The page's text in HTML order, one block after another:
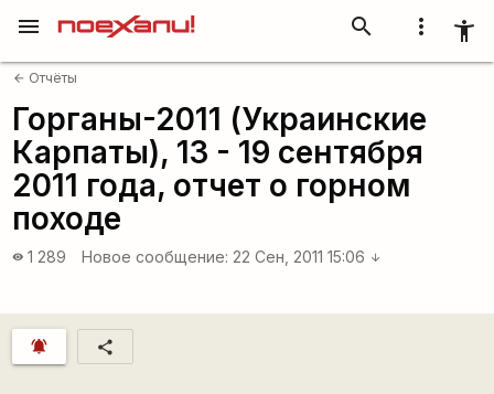
more_vert accessibility_new
search
menu
arrow_back Отчёты
Горганы-2011 (Украинские
Карпаты), 13 - 19 сентября
2011 года, отчет о горном
походе
visibility 1 289 Новое сообщение: 22 Сен, 2011 15:06 arrow_downward
notifications_active share